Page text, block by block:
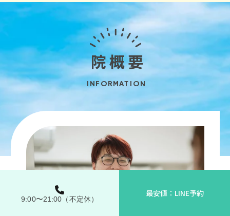
院概要
INFORMATION
9:00〜21:00（不定休）
最安値：LINE予約